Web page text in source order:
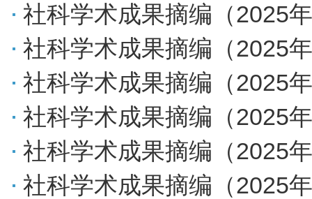
社科学术成果摘编（2025
社科学术成果摘编（2025
社科学术成果摘编（2025
社科学术成果摘编（2025
社科学术成果摘编（2025
社科学术成果摘编（2025